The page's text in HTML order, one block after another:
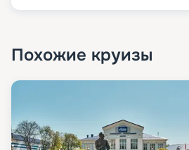
Похожие круизы